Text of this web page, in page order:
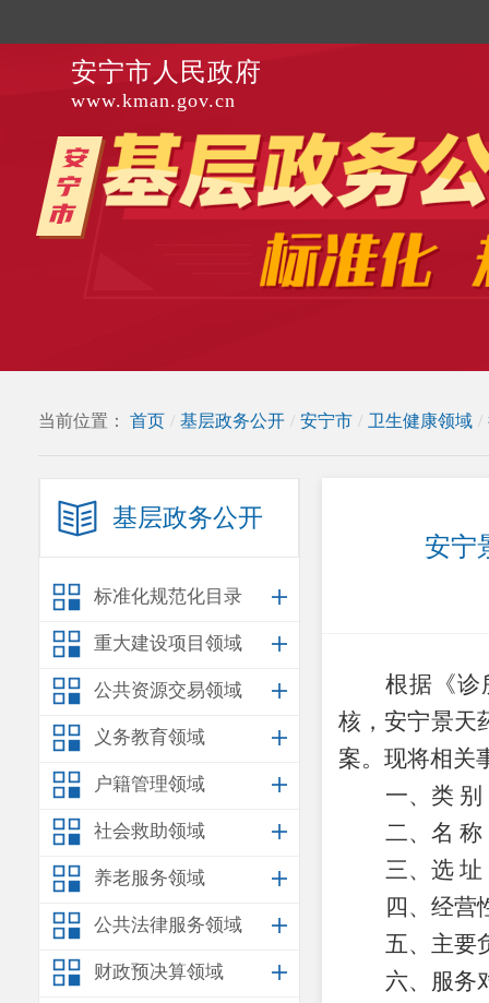
安宁市人民政府
www.kman.gov.cn
当前位置： 首页 / 基层政务公开 / 安宁市 / 卫生健康领域 /
基层政务公开
标准化规范化目录
重大建设项目领域
公共资源交易领域
义务教育领域
户籍管理领域
社会救助领域
养老服务领域
公共法律服务领域
财政预决算领域
安宁
根据 《
核，安宁景天
案。现将相关
一、类 别
二、名 称
三、选 址
四、经营
五、主要
六、服务